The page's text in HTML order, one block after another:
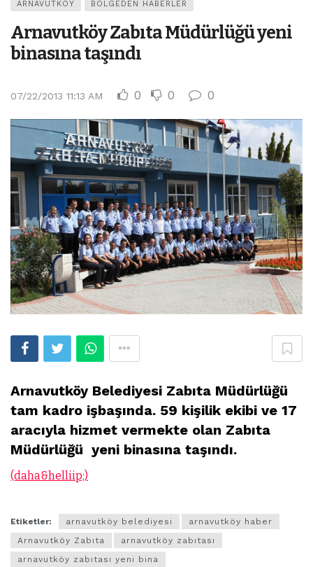
ARNAVUTKÖY BÖLGEDEN HABERLER
Arnavutköy Zabıta Müdürlüğü yeni
binasına taşındı
07/22/2013 11:13 AM 0 0 0
Arnavutköy Belediyesi Zabıta Müdürlüğü
tam kadro işbaşında. 59 kişilik ekibi ve 17
aracıyla hizmet vermekte olan Zabıta
Müdürlüğü yeni binasına taşındı.
(daha&helliip;)
Etiketler: arnavutköy belediyesi
arnavutköy haber
Arnavutköy Zabıta
arnavutköy zabıtası
arnavutköy zabıtası yeni bina